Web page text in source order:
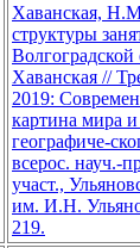
Хаванская,
структуры
Хаванская //
2019:
картина мира
географиче-
всерос. науч.-
участ.,
им. И.Н.
219.